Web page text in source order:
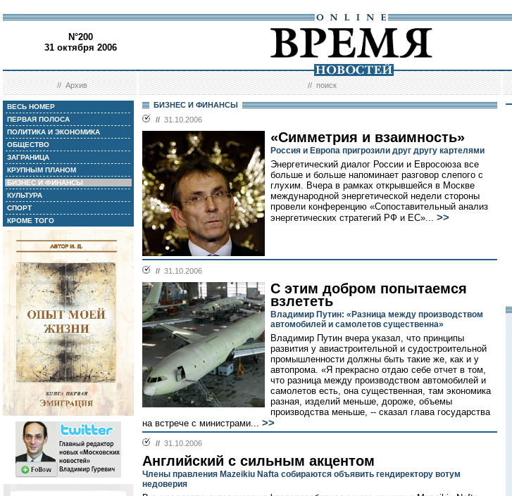
N°200
31 октября 2006
//Архив //поиск
ВЕСЬ НОМЕР
ПЕРВАЯ ПОЛОСА
ПОЛИТИКА И ЭКОНОМИКА
ОБЩЕСТВО
ЗАГРАНИЦА
КРУПНЫМ ПЛАНОМ
БИЗНЕС И ФИНАНСЫ
КУЛЬТУРА
СПОРТ
КРОМЕ ТОГО
БИЗНЕС И ФИНАНСЫ
// 31.10.2006
«Симметрия и взаимность»
Россия и Европа пригрозили друг другу картелями
Энергетический диалог России и Евросоюза все
больше и больше напоминает разговор слепого с
глухим. Вчера в рамках открывшейся в Москве
международной энергетической недели стороны
провели конференцию «Сопоставительный анализ
энергетических стратегий РФ и ЕС»... >>
// 31.10.2006
С этим добром попытаемся
взлететь
Владимир Путин: «Разница между производством
автомобилей и самолетов существенна»
Владимир Путин вчера указал, что принципы
развития у авиастроительной и судостроительной
промышленности должны быть такие же, как и у
автопрома. «Я прекрасно отдаю себе отчет в том,
что разница между производством автомобилей и
самолетов есть, она существенная, там экономика
разная, изделий меньше, дороже, объемы
производства меньше, -- сказал глава государства
на встрече с министрами... >>
// 31.10.2006
Английский с сильным акцентом
Члены правления Mazeikiu Nafta собираются объявить гендиректору вотум
недоверия